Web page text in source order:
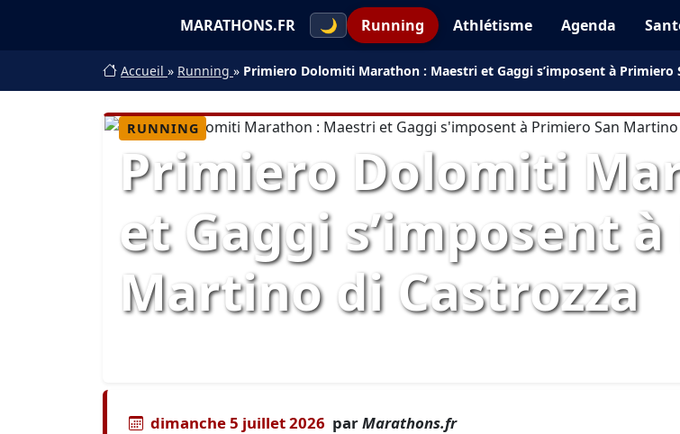
MARATHONS.FR 🌙 Running Athlétisme Agenda
Accueil » Running » Primiero Dolomiti Marathon : Maestri et Gaggi s’imposent à Primiero
RUNNING
Primiero Dolomiti
et Gaggi s’imposent
Martino di Castrozza
dimanche 5 juillet 2026 parMarathons.fr